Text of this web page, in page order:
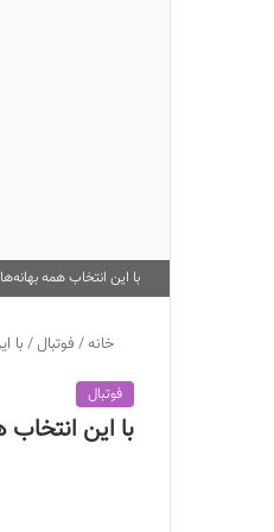
با این انتخاب همه
خانه/ فوتبال/ با
فوتبال
با این